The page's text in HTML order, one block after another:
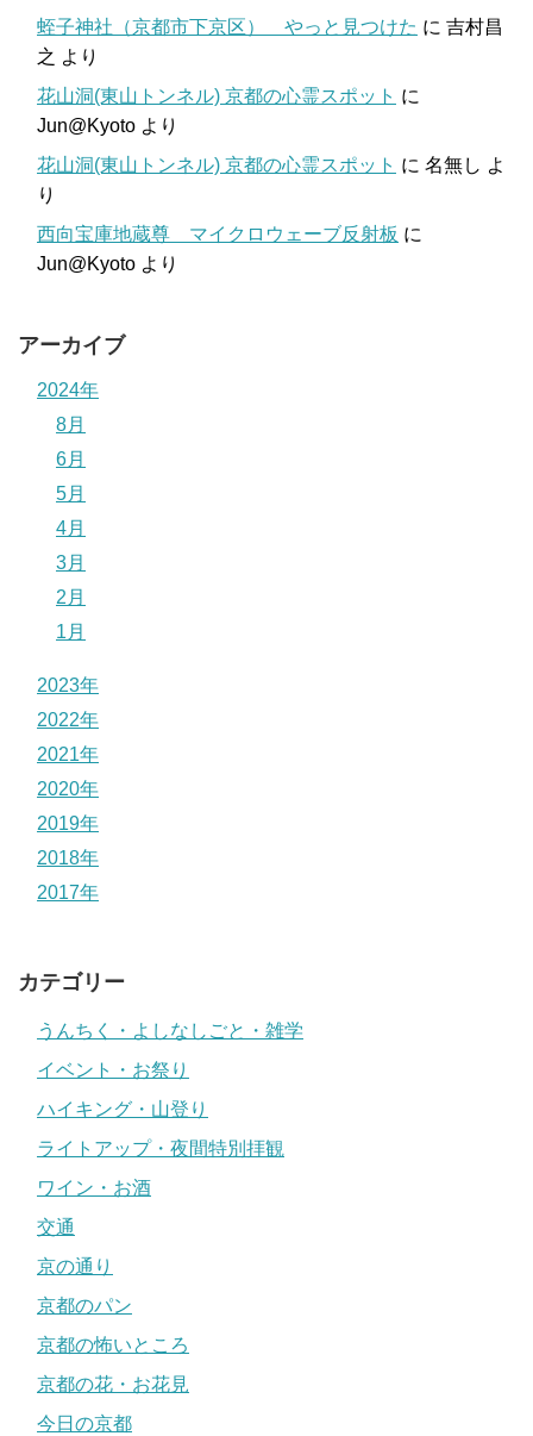
蛭子神社（京都市下京区） やっと見つけた に 吉村昌
之 より
花山洞(東山トンネル) 京都の心霊スポット に
Jun@Kyoto より
花山洞(東山トンネル) 京都の心霊スポット に 名無し よ
り
西向宝庫地蔵尊 マイクロウェーブ反射板 に
Jun@Kyoto より
アーカイブ
2024年
8月
6月
5月
4月
3月
2月
1月
2023年
2022年
2021年
2020年
2019年
2018年
2017年
カテゴリー
うんちく・よしなしごと・雑学
イベント・お祭り
ハイキング・山登り
ライトアップ・夜間特別拝観
ワイン・お酒
交通
京の通り
京都のパン
京都の怖いところ
京都の花・お花見
今日の京都